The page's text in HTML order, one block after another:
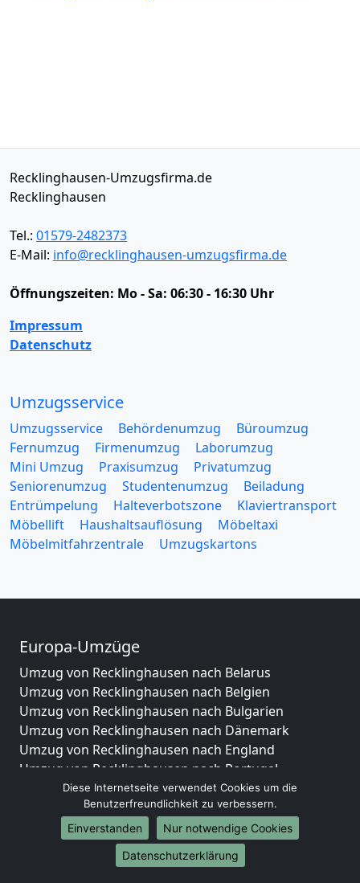
Recklinghausen-Umzugsfirma.de
Recklinghausen
Tel.: 01579-2482373
E-Mail: info@recklinghausen-umzugsfirma.de
Öffnungszeiten: Mo - Sa: 06:30 - 16:30 Uhr
Impressum
Datenschutz
Umzugsservice
Umzugsservice Behördenumzug
Büroumzug
Fernumzug
Firmenumzug
Laborumzug
Mini Umzug
Praxisumzug
Privatumzug
Seniorenumzug
Studentenumzug
Beiladung
Entrümpelung
Halteverbotszone
Klaviertransport
Möbellift
Haushaltsauflösung
Möbeltaxi
Möbelmitfahrzentrale
Umzugskartons
Europa-Umzüge
Umzug von Recklinghausen nach Belarus
Umzug von Recklinghausen nach Belgien
Umzug von Recklinghausen nach Bulgarien
Umzug von Recklinghausen nach Dänemark
Umzug von Recklinghausen nach England
Umzug von Recklinghausen nach Portugal
Umzug von Recklinghausen nach Bosnien
und Herzegowina
Umzug von Recklinghausen nach Irland
Umzug von Recklinghausen nach Lettland
Umzug von Recklinghausen nach Zypern
Diese Internetseite verwendet Cookies um die
Benutzerfreundlichkeit zu verbessern.
Einverstanden
Nur notwendige Cookies
Datenschutzerklärung